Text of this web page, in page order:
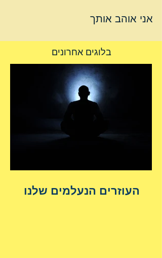
אני אוהב אותך
בלוגים אחרונים
העוזרים הנעלמים שלנו